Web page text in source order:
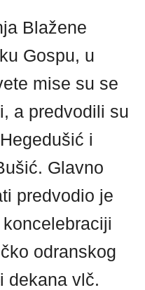
Blažene
Gospu, u
mise su se
a predvodili su
i
Glavno
predvodio je
odranskog
dekana vlč.